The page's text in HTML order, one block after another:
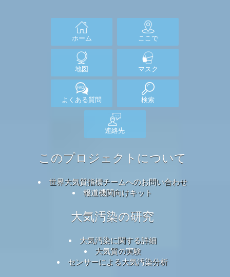
ホーム ここで
地図 マスク
よくある質問 検索
連絡先
このプロジェクトについて
世界大気質指標チームへのお問い合わせ
報道機関向けキット
大気汚染の研究
大気汚染に関する詳細
大気質の実験
センサーによる大気汚染分析